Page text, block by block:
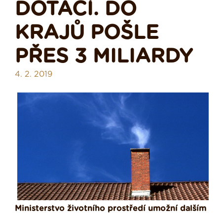
DOTACÍ. DO
KRAJŮ POŠLE
PŘES 3 MILIARDY
4. 2. 2019
Ministerstvo životního prostředí umožní dalším